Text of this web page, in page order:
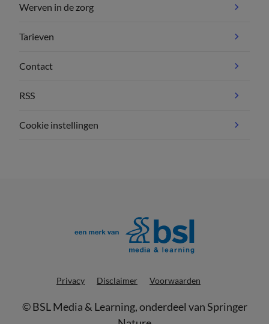
Werven in de zorg
Tarieven
Contact
RSS
Cookie instellingen
Privacy Disclaimer Voorwaarden
©BSL Media & Learning, onderdeel vanSpringer